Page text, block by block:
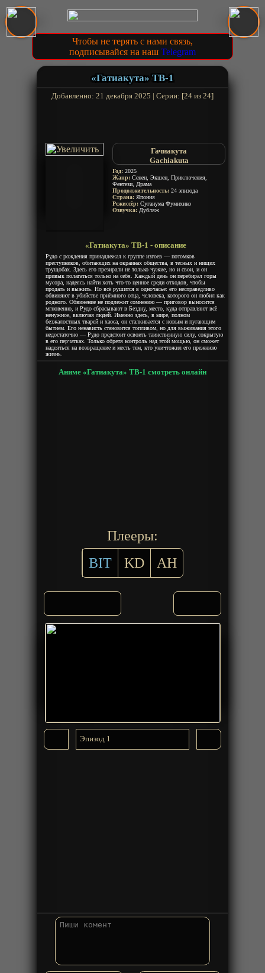
Чтобы не терять с нами связь,
подписывайся на наш Telegram
«Гатиакута» ТВ-1
Добавленно: 21 декабря 2025 | Серии: [24 из 24]
Гачиакута
Gachiakuta
Год: 2025
Жанр: Сенен, Экшен, Приключения,
Фентези, Драма
Продолжительность: 24 эпизода
Страна: Япония
Режиссёр: Суганума Фумихико
Озвучка: Дубляж
«Гатиакута» ТВ-1 - описание
Рудо с рождения принадлежал к группе изгоев — потомков
преступников, обитающих на окраинах общества, в тесных и нищих
трущобах. Здесь его презирали не только чужие, но и свои, и он
привык полагаться только на себя. Каждый день он перебирал горы
мусора, надеясь найти хоть что-то ценное среди отходов, чтобы
продать и выжить. Но всё рушится в одночасье: его несправедливо
обвиняют в убийстве приёмного отца, человека, которого он любил как
родного. Обвинение не подлежит сомнению — приговор выносится
мгновенно, и Рудо сбрасывают в Бездну, место, куда отправляют всё
ненужное, включая людей. Именно здесь, в мире, полном
безжалостных тварей и хаоса, он сталкивается с новым и пугающим
бытием. Его ненависть становится топливом, но для выживания этого
недостаточно — Рудо предстоит освоить таинственную силу, сокрытую
в его перчатках. Только обретя контроль над этой мощью, он сможет
надеяться на возвращение и месть тем, кто уничтожил его прежнюю
жизнь.
Аниме «Гатиакута» ТВ-1 смотреть онлайн
Плееры:
BIT
KD AH